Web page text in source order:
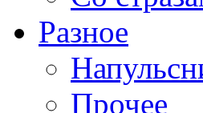
Разное
Прочее